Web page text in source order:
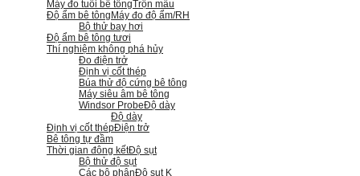
Máy đo tuổi bê tôngTrộn mẫu
Độ ẩm bê tông Máy đo độ ẩm/RH
Bộ thử bay hơi
Độ ẩm bê tông tươi
Thí nghiệm không phá hủy
Đo điện trở
Định vị cốt thép
Búa thử độ cứng bê tông
Máy siêu âm bê tông
Windsor ProbeĐộ dày
Độ dày
Định vị cốt thépĐiện trở
Bê tông tự đầm
Thời gian đông kếtĐộ sụt
Bộ thử độ sụt
Các bộ phậnĐộ sụt K